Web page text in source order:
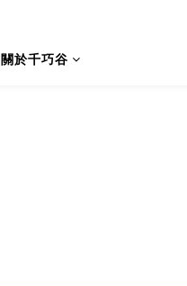
關於千巧谷